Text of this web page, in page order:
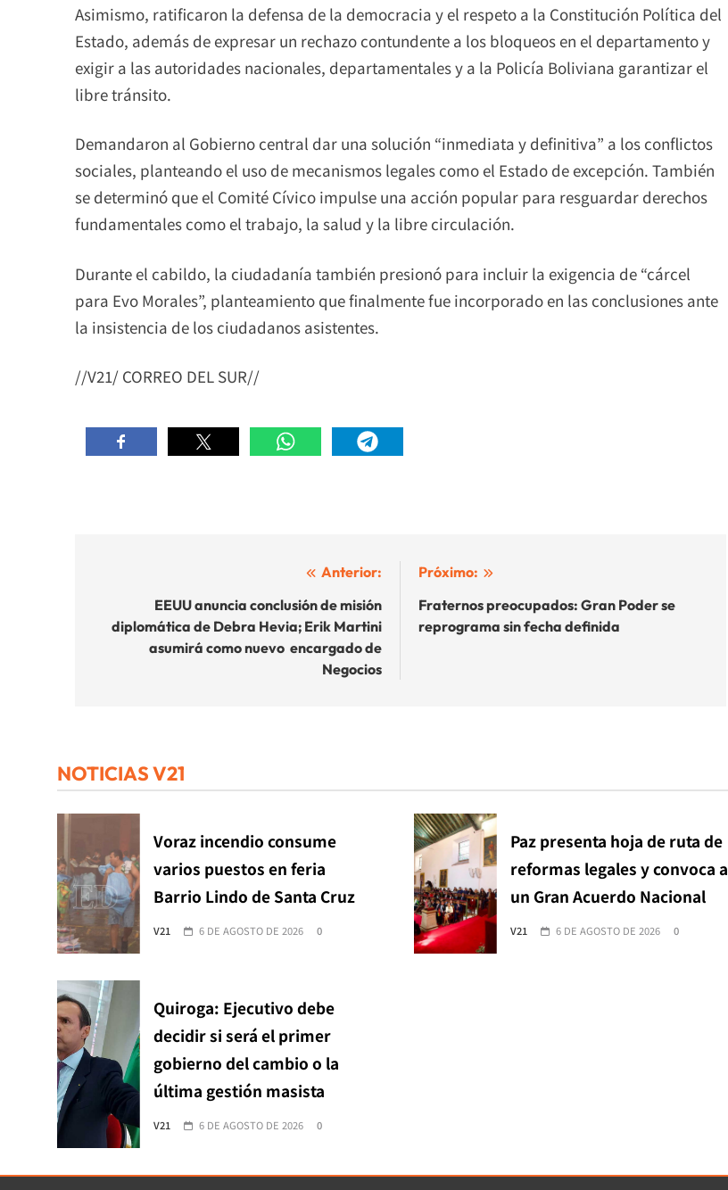
Asimismo, ratificaron la defensa de la democracia y el respeto a la Constitución Política del
Estado, además de expresar un rechazo contundente a los bloqueos en el departamento y
exigir a las autoridades nacionales, departamentales y a la Policía Boliviana garantizar el
libre tránsito.
Demandaron al Gobierno central dar una solución “inmediata y definitiva” a los conflictos
sociales, planteando el uso de mecanismos legales como el Estado de excepción. También
se determinó que el Comité Cívico impulse una acción popular para resguardar derechos
fundamentales como el trabajo, la salud y la libre circulación.
Durante el cabildo, la ciudadanía también presionó para incluir la exigencia de “cárcel
para Evo Morales”, planteamiento que finalmente fue incorporado en las conclusiones ante
la insistencia de los ciudadanos asistentes.
//V21/ CORREO DEL SUR//
entradas
Anterior:
EEUU anuncia conclusión de misión
diplomática de Debra Hevia; Erik Martini
asumirá como nuevo encargado de
Negocios
Próximo:
Fraternos preocupados: Gran Poder se
reprograma sin fecha definida
NOTICIAS V21
Voraz incendio consume
varios puestos en feria
Barrio Lindo de Santa Cruz
V21 6 DE AGOSTO DE 2026 0
Paz presenta hoja de ruta de
reformas legales y convoca a
un Gran Acuerdo Nacional
V21 6 DE AGOSTO DE 2026 0
Quiroga: Ejecutivo debe
decidir si será el primer
gobierno del cambio o la
última gestión masista
V21 6 DE AGOSTO DE 2026 0